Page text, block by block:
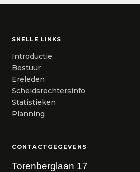
SNELLE LINKS
Introductie
Bestuur
Ereleden
Scheidsrechtersinfo
Statistieken
Planning
CONTACTGEGEVENS
Torenberglaan 17